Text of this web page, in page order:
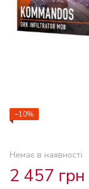
−10%
Немає в наявності
2 457 грн